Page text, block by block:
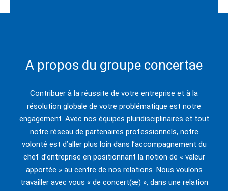
A propos du groupe concertae
Contribuer à la réussite de votre entreprise et à la
résolution globale de votre problématique est notre
engagement. Avec nos équipes pluridisciplinaires et tout
notre réseau de partenaires professionnels, notre
volonté est d’aller plus loin dans l’accompagnement du
chef d’entreprise en positionnant la notion de « valeur
apportée » au centre de nos relations. Nous voulons
travailler avec vous « de concert(æ) », dans une relation